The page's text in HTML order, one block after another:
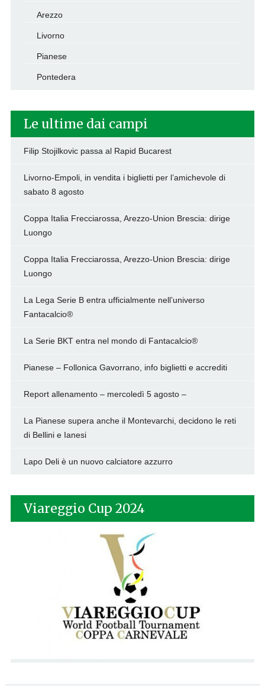
Arezzo
Livorno
Pianese
Pontedera
Le ultime dai campi
Filip Stojilkovic passa al Rapid Bucarest
Livorno-Empoli, in vendita i biglietti per l’amichevole di
sabato 8 agosto
Coppa Italia Frecciarossa, Arezzo-Union Brescia: dirige
Luongo
Coppa Italia Frecciarossa, Arezzo-Union Brescia: dirige
Luongo
La Lega Serie B entra ufficialmente nell’universo
Fantacalcio®
La Serie BKT entra nel mondo di Fantacalcio®
Pianese – Follonica Gavorrano, info biglietti e accrediti
Report allenamento – mercoledì 5 agosto –
La Pianese supera anche il Montevarchi, decidono le reti
di Bellini e Ianesi
Lapo Deli è un nuovo calciatore azzurro
Viareggio Cup 2024